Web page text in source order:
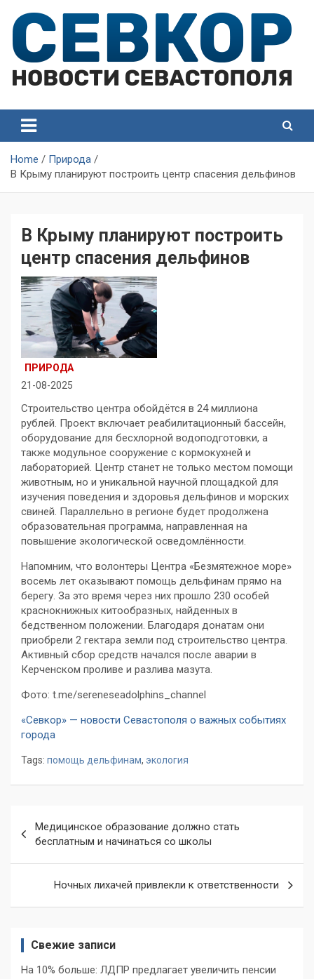
content
Севастополя
Севастополя
Home
Природа
В Крыму планируют построить центр спасения дельфинов
В Крыму планируют построить
центр спасения дельфинов
ПРИРОДА
21-08-2025
Строительство центра обойдётся в 24 миллиона
рублей. Проект включает реабилитационный бассейн,
оборудование для бесхлорной водоподготовки, а
также модульное сооружение с кормокухней и
лабораторией. Центр станет не только местом помощи
животным, но и уникальной научной площадкой для
изучения поведения и здоровья дельфинов и морских
свиней. Параллельно в регионе будет продолжена
образовательная программа, направленная на
повышение экологической осведомлённости.
Напомним, что волонтеры Центра «Безмятежное море»
восемь лет оказывают помощь дельфинам прямо на
берегу. За это время через них прошло 230 особей
краснокнижных китообразных, найденных в
бедственном положении. Благодаря донатам они
приобрели 2 гектара земли под строительство центра.
Активный сбор средств начался после аварии в
Керченском проливе и разлива мазута.
Фото: t.me/sereneseadolphins_channel
«Севкор» — новости Севастополя о важных событиях
города
Tags: помощь дельфинам, экология
по
записям
Медицинское образование должно стать
бесплатным и начинаться со школы
Ночных лихачей привлекли к ответственности
Свежие записи
На 10% больше: ЛДПР предлагает увеличить пенсии